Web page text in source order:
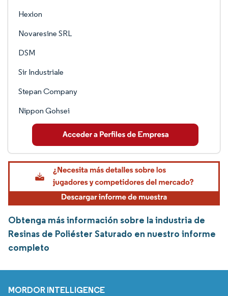
Hexion
Novaresine SRL
DSM
Sir Industriale
Stepan Company
Nippon Gohsei
Obtenga más información sobre la industria de
Resinas de Poliéster Saturado en nuestro informe
completo
MORDOR INTELLIGENCE